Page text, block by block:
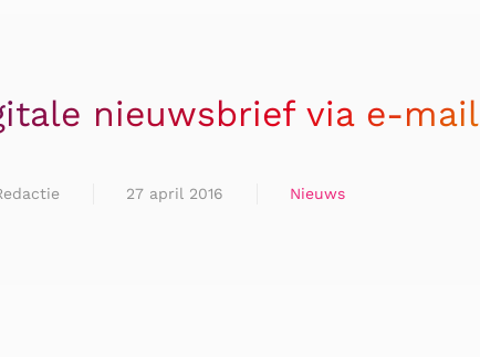
nieuwsbrief via e-mail
27 april 2016 Nieuws